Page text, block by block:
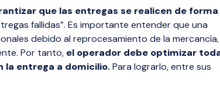
que las entregas se realicen de forma
fallidas”. Es importante entender que una
debido al reprocesamiento de la mercancía,
Por tanto, el operador debe optimizar
la entrega a domicilio.Para lograrlo, entre sus